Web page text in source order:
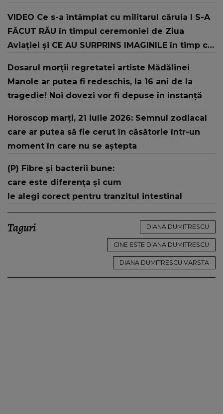
VIDEO Ce s-a întâmplat cu militarul căruia I S-A
FĂCUT RĂU în timpul ceremoniei de Ziua
Aviației şi CE AU SURPRINS IMAGINILE în timp ce
săracul băiat! Sper că..."
Dosarul morții regretatei artiste Mădălinei
Manole ar putea fi redeschis, la 16 ani de la
tragedie! Noi dovezi vor fi depuse în instanță
Horoscop marți, 21 iulie 2026: Semnul zodiacal
care ar putea să fie cerut în căsătorie într-un
moment în care nu se aștepta
(P) Fibre și bacterii bune:
care este diferența și cum
le alegi corect pentru tranzitul intestinal
Taguri DIANA DUMITRESCU
CINE ESTE DIANA DUMITRESCU
DIANA DUMITRESCU VARSTA